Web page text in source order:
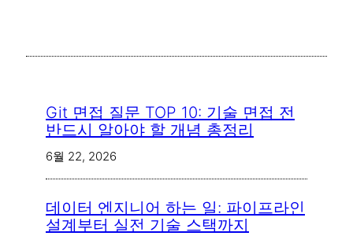
Git 면접 질문 TOP 10: 기술 면접 전
반드시 알아야 할 개념 총정리
6월 22, 2026
데이터 엔지니어 하는 일: 파이프라인
설계부터 실전 기술 스택까지